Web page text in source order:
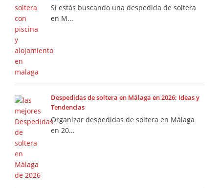
Si estás buscando una despedida de soltera
en M...
Despedidas de soltera en Málaga en 2026: Ideas y
Tendencias
Organizar despedidas de soltera en Málaga
en 20...